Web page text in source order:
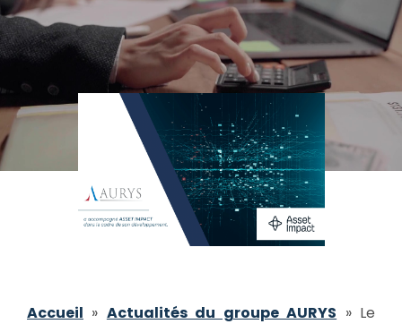
Accueil » Actualités du groupe AURYS » Le